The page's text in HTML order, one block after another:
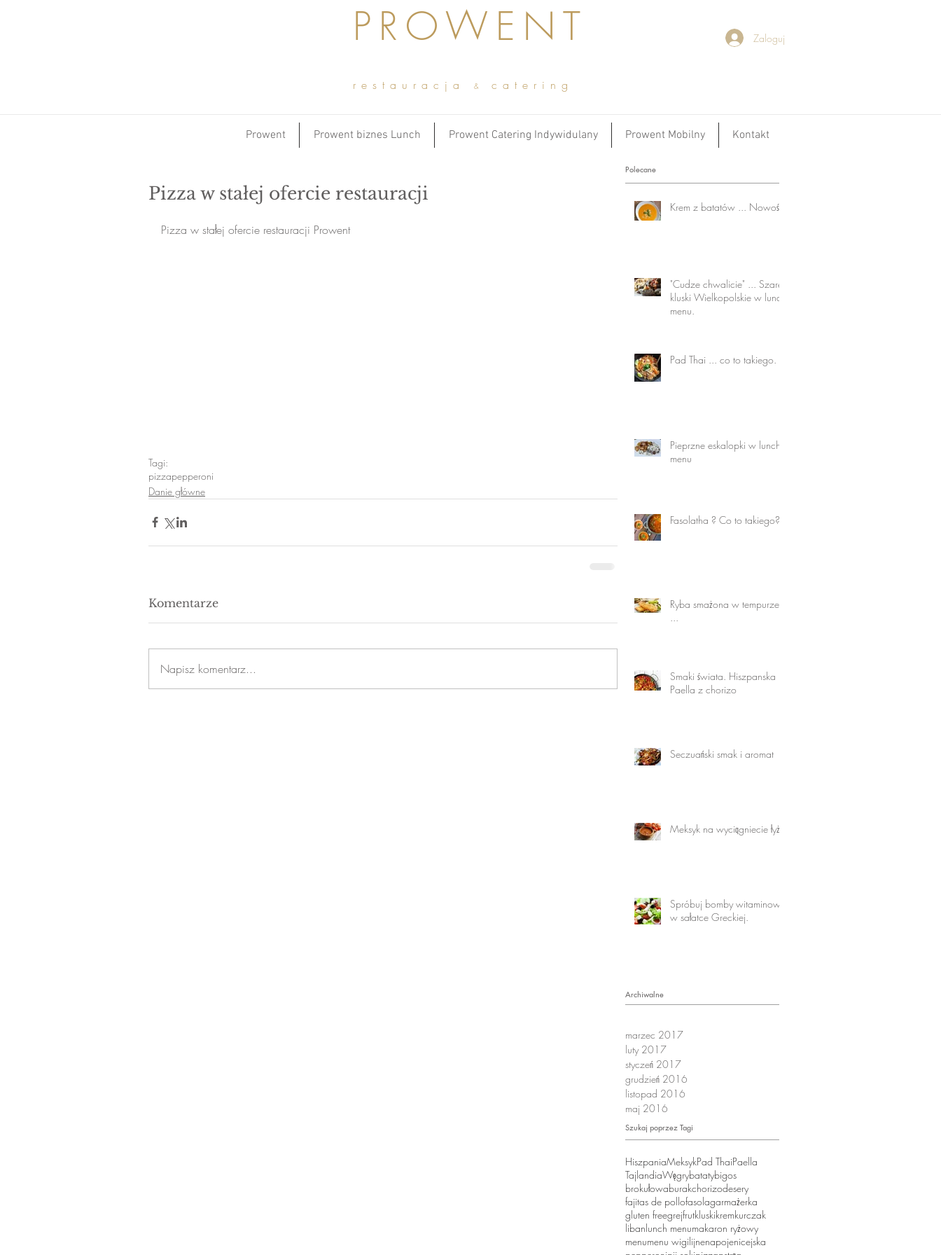
PROWENT Zaloguj
restauracja & catering
Prowent Prowent biznes Lunch Prowent Catering Indywidulany Prowent Mobilny Kontakt
Pizza w stałej ofercie restauracji
Pizza w stałej ofercie restauracji Prowent
Tagi:
pizzapepperoni
Danie główne
Komentarze
Napisz komentarz...
Polecane
Krem z batatów ... Nowość!
"Cudze chwalicie" ... Szare
kluski Wielkopolskie w lunch
menu.
Pad Thai ... co to takiego.
Pieprzne eskalopki w lunch
menu
Fasolatha ? Co to takiego?
Ryba smażona w tempurze
...
Smaki świata. Hiszpanska
Paella z chorizo
Seczuański smak i aromat
Meksyk na wyciągniecie łyżki
Spróbuj bomby witaminowej
w sałatce Greckiej.
Archiwalne
marzec 2017
luty 2017
styczeń 2017
grudzień 2016
listopad 2016
maj 2016
Szukaj poprzez Tagi
HiszpaniaMeksykPad ThaiPaella
TajlandiaWęgrybatatybigos
brokułowaburakchorizodesery
fajitas de pollofasolagarmażerka
gluten freegrejfrutkluskikremkurczak
libanlunch menumakaron ryżowy
menumenu wigilijnenapojenicejska